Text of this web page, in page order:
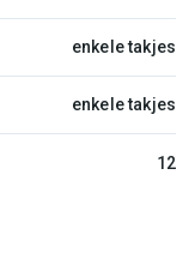
enkele takjes
enkele takjes
12